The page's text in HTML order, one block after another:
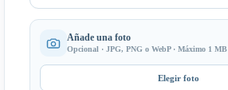
Añade una foto
Opcional · JPG, PNG o WebP · Máximo 1 MB
Elegir foto